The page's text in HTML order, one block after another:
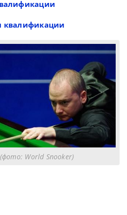
квалификации
World Snooker)